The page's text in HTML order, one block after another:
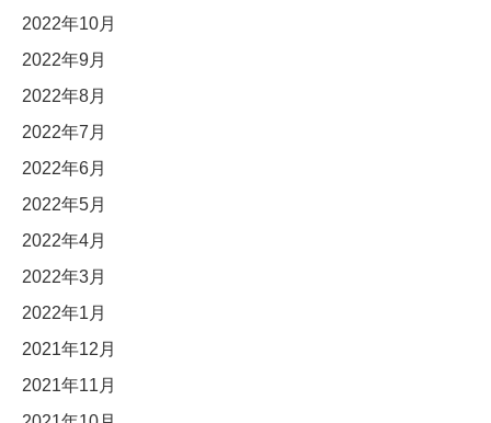
2022年10月
2022年9月
2022年8月
2022年7月
2022年6月
2022年5月
2022年4月
2022年3月
2022年1月
2021年12月
2021年11月